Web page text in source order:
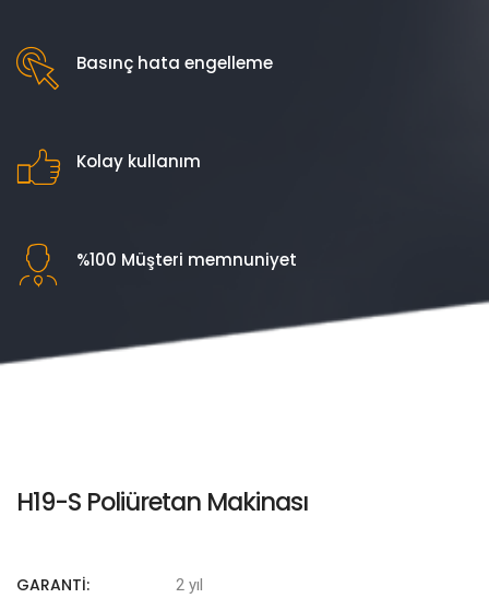
Basınç hata engelleme
Kolay kullanım
%100 Müşteri memnuniyet
H19-S Poliüretan Makinası
GARANTI: 2 yıl